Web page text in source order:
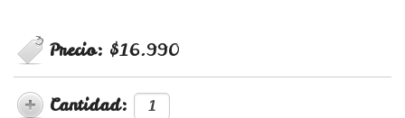
Precio: $16.990
Cantidad: